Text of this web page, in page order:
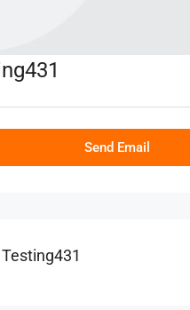
Send Email